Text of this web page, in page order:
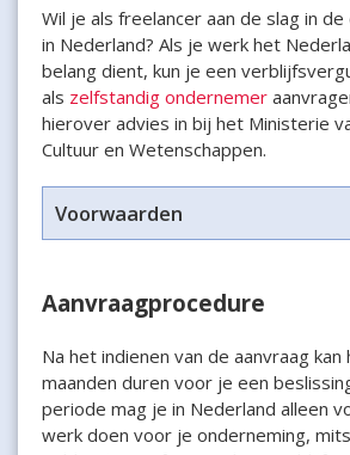
Wil je als freelancer aan de slag in
in Nederland? Als je werk het
belang dient, kun je een
als zelfstandig ondernemer
hierover advies in bij het Ministerie
Cultuur en Wetenschappen.
Voorwaarden
Aanvraagprocedure
Na het indienen van de aanvraag
maanden duren voor je een
periode mag je in Nederland alleen
werk doen voor je onderneming,